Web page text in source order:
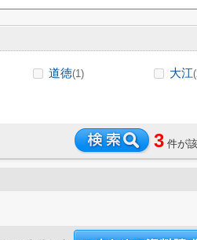
道徳(1) 大江
3 件が